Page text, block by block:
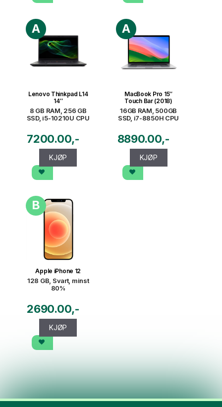
A
Lenovo Thinkpad L14
14″
8 GB RAM, 256 GB
SSD, i5-10210U CPU
7200.00
KJØP
A
MacBook Pro 15″
Touch Bar (2018)
16GB RAM, 500GB
SSD, i7-8850H CPU
8890.00
KJØP
B
Apple iPhone 12
128 GB, Svart, minst
80%
2690.00
KJØP